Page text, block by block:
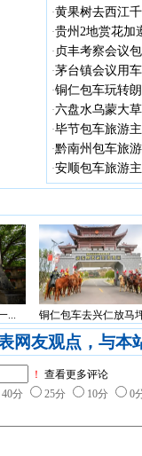
·黄果树去西江
·贵州2地赏花加
· 贞丰考察会议
·茅台镇会议用
·铜仁包车玩转
·六盘水乌蒙大
·毕节包车旅游
·黔南州包车旅
·安顺包车旅游
铜仁包车去兴仁放马
网友观点，与本
！ 查看更多评论
40分 25分 10分 0